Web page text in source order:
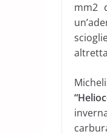
mm2